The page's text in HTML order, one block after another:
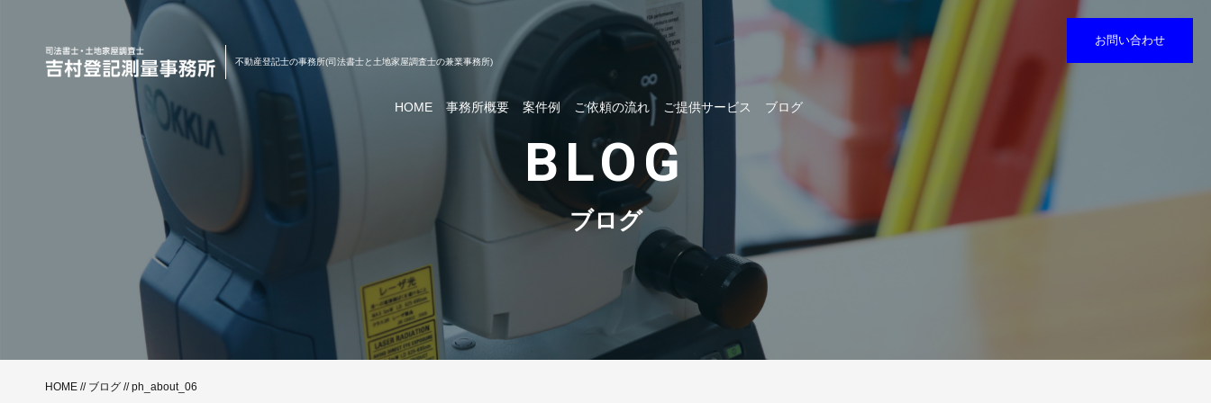
不動産登記士の事務所(司法書士と土地家屋調査士の兼業事務所)
HOME 事務所概要 案件例 ご依頼の流れ ご提供サービス ブログ
お問い合わせ
BLOG
ブログ
HOME // ブログ // ph_about_06